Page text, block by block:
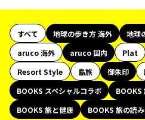
すべて 地球の歩き方 海外
地球
aruco 海外
aruco 国内 Plat
Resort Style
島旅 御朱印
BOOKS スペシャルコラボ
BOOKS
BOOKS 旅と健康
BOOKS 旅の読